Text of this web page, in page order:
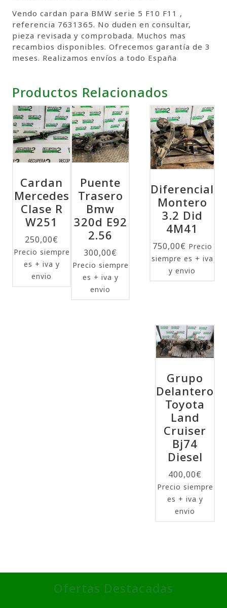
Vendo cardan para BMW serie 5 F10 F11 ,
referencia 7631365. No duden en consultar,
pieza revisada y comprobada. Muchos mas
recambios disponibles. Ofrecemos garantía de 3
meses. Realizamos envíos a todo España
Productos Relacionados
Cardan
Mercedes
Clase R
W251
250,00€
Precio siempre
es + iva y
envio
Diferencial
Montero
3.2 Did
4M41
750,00€ Precio
siempre es + iva
y envio
Puente
Trasero
Bmw
320d E92
2.56
300,00€
Precio siempre
es + iva y
envio
Grupo
Delantero
Toyota
Land
Cruiser
Bj74
Diesel
400,00€
Precio siempre
es + iva y
envio
Ofertas Destacadas